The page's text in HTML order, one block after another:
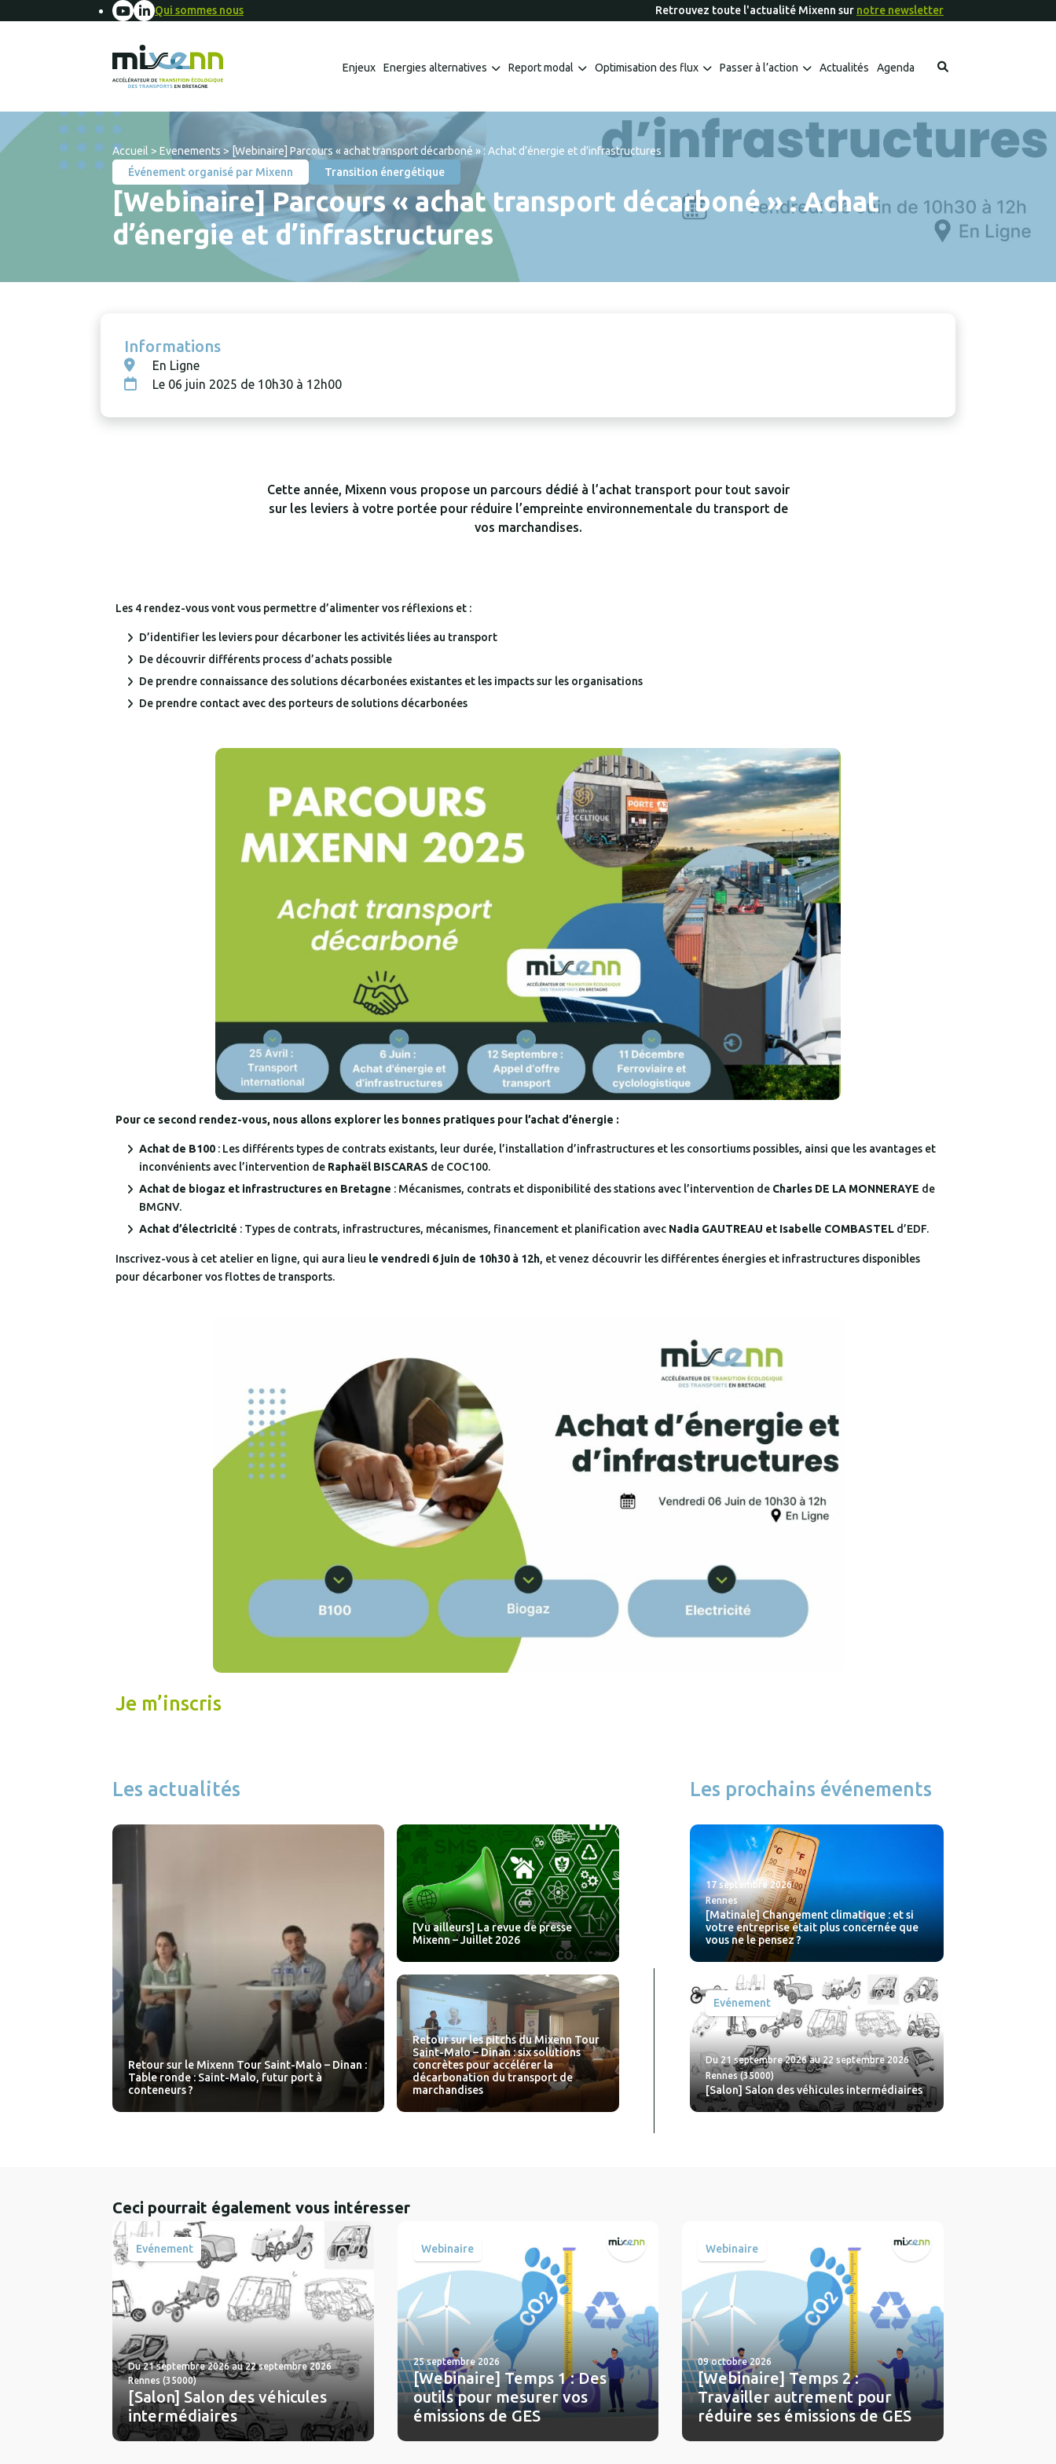
Qui sommes nous Retrouvez toute l'actualité Mixenn sur notre newsletter
Enjeux Energies alternatives Report modal Optimisation des flux Passer à l’action Actualités Agenda
Accueil > Evenements > [Webinaire] Parcours « achat transport décarboné » : Achat d’énergie et d’infrastructures
Événement organisé par Mixenn
Transition énergétique
[Webinaire] Parcours « achat transport décarboné » : Achat
d’énergie et d’infrastructures
Informations
En Ligne
Le 06 juin 2025 de 10h30 à 12h00
Cette année, Mixenn vous propose un parcours dédié à l’achat transport pour tout savoir
sur les leviers à votre portée pour réduire l’empreinte environnementale du transport de
vos marchandises.
Les 4 rendez-vous vont vous permettre d’alimenter vos réflexions et :
D’identifier les leviers pour décarboner les activités liées au transport
De découvrir différents process d’achats possible
De prendre connaissance des solutions décarbonées existantes et les impacts sur les organisations
De prendre contact avec des porteurs de solutions décarbonées
Pour ce second rendez-vous, nous allons explorer les bonnes pratiques pour l’achat d’énergie :
Achat de B100 : Les différents types de contrats existants, leur durée, l’installation d’infrastructures et les consortiums possibles, ainsi que les avantages et
inconvénients avec l’intervention de Raphaël BISCARAS de COC100.
Achat de biogaz et infrastructures en Bretagne : Mécanismes, contrats et disponibilité des stations avec l’intervention de Charles DE LA MONNERAYE de
BMGNV.
Achat d’électricité : Types de contrats, infrastructures, mécanismes, financement et planification avec Nadia GAUTREAU et Isabelle COMBASTEL d’EDF.
Inscrivez-vous à cet atelier en ligne, qui aura lieu le vendredi 6 juin de 10h30 à 12h, et venez découvrir les différentes énergies et infrastructures disponibles
pour décarboner vos flottes de transports.
Je m’inscris
Les actualités
Retour sur le Mixenn Tour Saint-Malo – Dinan :
Table ronde : Saint-Malo, futur port à
conteneurs ?
[Vu ailleurs] La revue de presse
Mixenn – Juillet 2026
Retour sur les pitchs du Mixenn Tour
Saint-Malo – Dinan : six solutions
concrètes pour accélérer la
décarbonation du transport de
marchandises
Les prochains événements
17 septembre 2026
Rennes
[Matinale] Changement climatique : et si
votre entreprise était plus concernée que
vous ne le pensez ?
Evénement
Du 21 septembre 2026 au 22 septembre 2026
Rennes (35000)
[Salon] Salon des véhicules intermédiaires
Ceci pourrait également vous intéresser
Evénement
Du 21 septembre 2026 au 22 septembre 2026
Rennes (35000)
[Salon] Salon des véhicules
intermédiaires
Webinaire
25 septembre 2026
[Webinaire] Temps 1 : Des
outils pour mesurer vos
émissions de GES
Webinaire
09 octobre 2026
[Webinaire] Temps 2 :
Travailler autrement pour
réduire ses émissions de GES